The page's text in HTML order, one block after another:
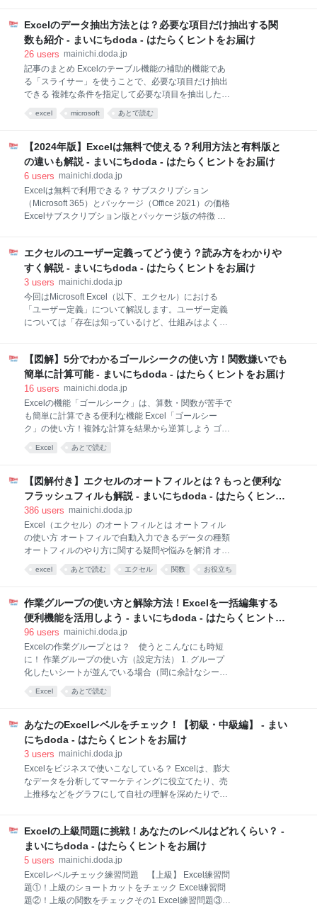
の種類】 ・年月日（英語や旧暦にも対応） ・曜日（英
語にも対応） ・干支 ・四半期 ・数字が含まれている
文字列 ・数式 など 日付についてですが、「
HLOOKUP関数とVLOOKUP関数の違いは、「縦に探
すか、横に探すか」 HLOOKUP関数の上位互換
「XLOOKUP関数」 HLOOKUP・VLOOKUP関数の欠
点を解消する「XLOOKUP関数」 HLOOKUP関数・
VLOOKUP関数・XLOOKUPの使い方は簡単
VLOOKUP関数とHLOOKUP関数は、検索/行列の中で
れらはMicrosoft Excel（以下、Excel）に搭載されてい
年にリリースされた「XLOOKUP関
Excelのデータ抽出方法とは？必要な項目だけ抽出する関
数も紹介 - まいにちdoda - はたらくヒントをお届け
26 users mainichi.doda.jp
記事のまとめ Excelのテーブル機能の補助的機能であ
る「スライサー」を使うことで、必要な項目だけ抽出
できる 複雑な条件を指定して必要な項目を抽出したい
場合は、FILTER関数を使う VLOOKUP関数やINDEX関
数とMATCH関数の組み合わせなどを使って、必要な項
ブル機能のスライサーが便利 スライサーで特定のデー
タを抽出する方法 手順①：テーブルを用意する 手順
②：「スライサーの挿入」をクリックする 手順③：見
④：具体的な項目を選択してデータを抽出する 別シー
トにデータ抽出するならフィルターオプションを使う
手順①：データ抽出用シートに条件項目を入力する 手
③：条件を満たすデータが抽出される 複雑な条件を指
定するなら「FILTER関数」が
excel microsoft あとで読む
【2024年版】Excelは無料で使える？利用方法と有料版と
の違いも解説 - まいにちdoda - はたらくヒントをお届け
6 users mainichi.doda.jp
Excelは無料で利用できる？ サブスクリプション
（Microsoft 365）とパッケージ（Office 2021）の価格
Excelサブスクリプション版とパッケージ版の特徴 サ
う3つの方法 ①Microsoft 365 Personalの体験版
②Microsoft 365のExcel for the web ③Excelの無料ア
プリ Excel無料版と有料版の主な違い グラフの種類が
制限される 一部の関数が使えない 以前のマクロ言語を
扱えない Excelと互換性のある無料のおすすめ表計算
ソフト ①Googleスプレッドシート
エクセルのユーザー定義ってどう使う？読み方をわかりや
すく解説 - まいにちdoda - はたらくヒントをお届け
3 users mainichi.doda.jp
今回はMicrosoft Excel（以下、エクセル）における
「ユーザー定義」について解説します。ユーザー定義
については「存在は知っているけど、仕組みはよく知
説していきます。ただし、ユーザー定義のルールは奥
が深いため、あくまでポイントとなるところだけをご
紹介していきます。「ざっくりとユーザー定義のルー
ルを知りたい」という方は参考にしてみてください
ね。 エクセルにおけるユーザー定義とは？ ユーザー定
義の書式記号早見表 文字列 数値 小数点とカンマ 日付
方が理解できれば、ユーザー定義が使えるようになる
る「ユーザー定義」とは、ユーザーがオリジナルの表
示形式（表示するルール）を変えること。数値を入
【図解】5分でわかるゴールシークの使い方！関数嫌いでも
簡単に計算可能 - まいにちdoda - はたらくヒントをお届け
16 users mainichi.doda.jp
Excelの機能「ゴールシーク」は、算数・関数が苦手で
も簡単に計算できる便利な機能 Excel「ゴールシー
ク」の使い方！複雑な計算を結果から逆算しよう ゴー
ルシークの活用例！実務で使えるシーンを紹介 ゴール
シークで目標額から積み立て金額を算出しよう ゴール
金額から税抜金額を計算しよう ゴールシークで目標売
上に必要な回転数を逆算しよう ゴールシークの注意点
と「ゴールシークが収束しない」ときの対処法 算数が
価格が500円のときの消費税額を知りたい」 「10万円
の利益を出すための売上額を計算したい」 「10年間で
300万円貯めるには毎月いくら貯金すればいいの」 な
どというときに使います。 こちらの記事では、ゴール
Excel あとで読む
【図解付き】エクセルのオートフィルとは？もっと便利な
フラッシュフィルも解説 - まいにちdoda - はたらくヒント
をお届け
386 users mainichi.doda.jp
Excel（エクセル）のオートフィルとは オートフィル
の使い方 オートフィルで自動入力できるデータの種類
オートフィルのやり方に関する疑問や悩みを解消 オー
トフィルができないときの対処法 オートフィルで同じ
数字が入力されるときの対処法 オートフィルで自動入
ョートカットで一番下まで実行したいときの対処法 関
数いらずの「フラッシュフィル」も活用 フラッシュフ
ィルでできること オートフィルとフラッシュフィルの
ブ→データツール内にある「フラッシュフィル」を選
択 方法2：オートフィル実行後、「オートフィルオプ
ション」を右クリックし「フラッシュフィル」を選択
方法3：フラッシュフィルのショートカットキー「Ctrl
excel あとで読む エクセル 関数 お役立ち
作業グループの使い方と解除方法！Excelを一括編集する
便利機能を活用しよう - まいにちdoda - はたらくヒントを
お届け
96 users mainichi.doda.jp
Excelの作業グループとは？ 使うとこんなにも時短
に！ 作業グループの使い方（設定方法） 1. グループ
化したいシートが並んでいる場合（間に余計なシート
がない） 2. グループ化したいシートが連続しない場合
（並んでおらず離れている） 作業グループの解除方法
ている場合 2. 作業グループに含まれないシートがある
場合 3. グループ化のシートを右クリックして「シート
のグループ解除」を選択 作業グループを一部のみ解除
ループが解除できない」時の対処法 作業グループを使
うと複数シートを一気に印刷できる まとめ｜最後に注
意点。作業後はグループ化を解除すること Microsoft
のシートが複数あり、それらを同時に編集したいと
き、みなさん
Excel あとで読む
あなたのExcelレベルをチェック！【初級・中級編】 - まい
にちdoda - はたらくヒントをお届け
3 users mainichi.doda.jp
Excelをビジネスで使いこなしている？ Excelは、膨大
なデータを分析してマーケティングに役立てたり、売
上推移などをグラフにして自社の理解を深めたりでき
まくできずに焦ることがあるのではないでしょうか。
そこで今回は、「自分のExcelレベルってどれくらいな
んだろう？」「仕事で困らないようにExcelの基礎的な
知識を押さえておきたい！」などと考えている方向け
に、以下初級5問、中級7問のレベルチェック問題を出
題します。 問題一覧 【初級編】 Q1〜3. 何を意味する
Excelの上級問題に挑戦！あなたのレベルはどれくらい？ -
まいにちdoda - はたらくヒントをお届け
5 users mainichi.doda.jp
Excelレベルチェック練習問題 【上級】 Excel練習問
題①！上級のショートカットをチェック Excel練習問
題②！上級の関数をチェックその1 Excel練習問題③！